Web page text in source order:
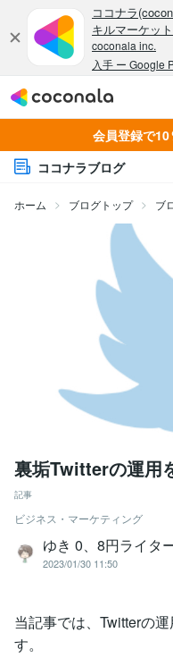
会員登録で10
ココナラブログ
ホーム ブログトップ ブ
裏垢Twitterの運用
記事
ビジネス・マーケティング
ゆき 0、8円ライタ
2023/01/30 11:50
当記事では、Twitterの
す。